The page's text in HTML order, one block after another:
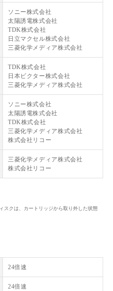
ソニー株式会社
太陽誘電株式会社
TDK株式会社
日立マクセル株式会社
三菱化学メディア株式会社
TDK株式会社
日本ビクター株式会社
三菱化学メディア株式会社
ソニー株式会社
太陽誘電株式会社
TDK株式会社
三菱化学メディア株式会社
株式会社リコー
三菱化学メディア株式会社
株式会社リコー
クは、カートリッジから取り外した状態
24倍速
24倍速